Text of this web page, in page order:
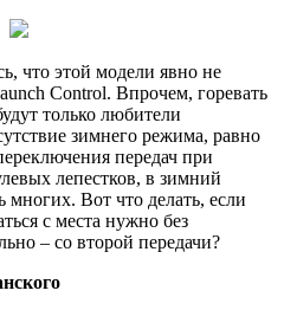
что этой модели явно не
Control. Впрочем, горевать
только любители
зимнего режима, равно
передач при
лепестков, в зимний
многих. Вот что делать, если
с места нужно без
– со второй передачи?